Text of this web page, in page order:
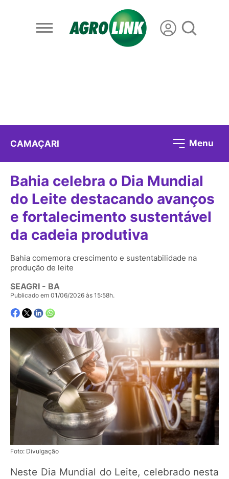
CAMAÇARI Menu
Bahia celebra o Dia Mundial
do Leite destacando avanços
e fortalecimento sustentável
da cadeia produtiva
Bahia comemora crescimento e sustentabilidade na
produção de leite
SEAGRI - BA
Publicado em 01/06/2026 às 15:58h.
Foto: Divulgação
Neste Dia Mundial do Leite, celebrado nesta